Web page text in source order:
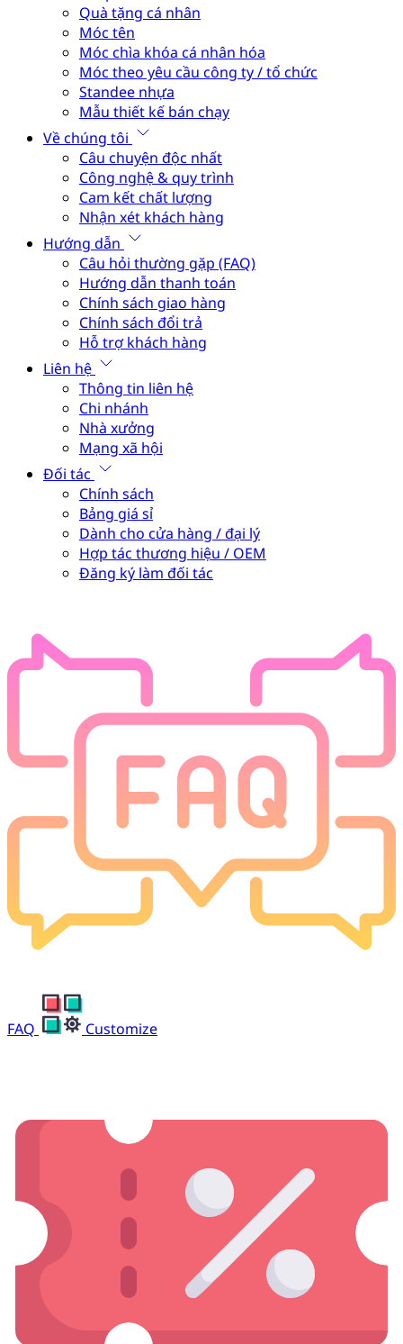
Quà tặng cá nhân
Móc tên
Móc chìa khóa cá nhân hóa
Móc theo yêu cầu công ty / tổ chức
Standee nhựa
Mẫu thiết kế bán chạy
Về chúng tôi
Câu chuyện độc nhất
Công nghệ & quy trình
Cam kết chất lượng
Nhận xét khách hàng
Hướng dẫn
Câu hỏi thường gặp (FAQ)
Hướng dẫn thanh toán
Chính sách giao hàng
Chính sách đổi trả
Hỗ trợ khách hàng
Liên hệ
Thông tin liên hệ
Chi nhánh
Nhà xưởng
Mạng xã hội
Đối tác
Chính sách
Bảng giá sỉ
Dành cho cửa hàng / đại lý
Hợp tác thương hiệu / OEM
Đăng ký làm đối tác
FAQ Customize